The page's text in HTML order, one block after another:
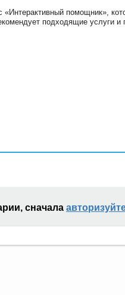
«Интерактивный помощник»,
подходящие услуги и
сначала